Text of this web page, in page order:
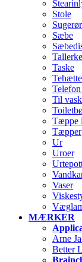
Stole
Sugerør
Sæbe
Taske
Tehætte
Til
Tæppe
Tæpper
Ur
Uroer
Vaser
MÆRKER
Arne
Better